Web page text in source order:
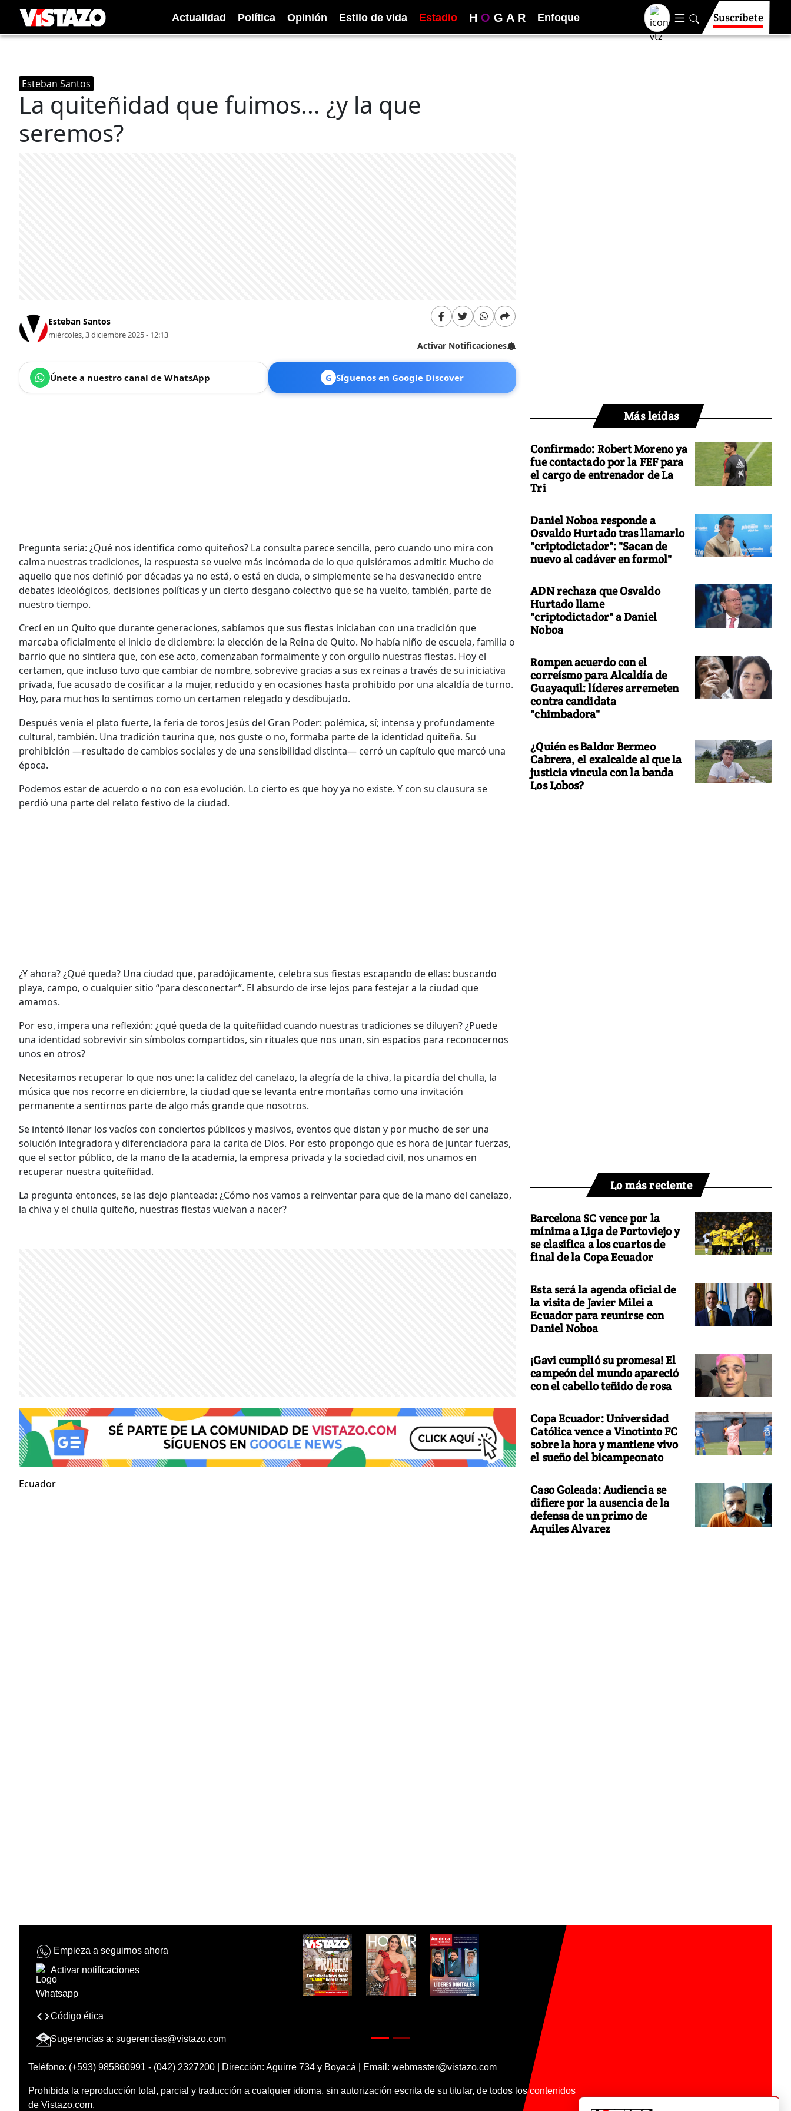
Actualidad Política Opinión Estilo de vida Estadio H O G A R Enfoque Suscríbete
Esteban Santos
La quiteñidad que fuimos... ¿y la que
seremos?
Esteban Santos
miércoles, 3 diciembre 2025 - 12:13
Activar Notificaciones
Únete a nuestro canal de WhatsApp G Síguenos en Google Discover
Pregunta seria: ¿Qué nos identifica como quiteños? La consulta parece sencilla, pero cuando uno mira con
calma nuestras tradiciones, la respuesta se vuelve más incómoda de lo que quisiéramos admitir. Mucho de
aquello que nos definió por décadas ya no está, o está en duda, o simplemente se ha desvanecido entre
debates ideológicos, decisiones políticas y un cierto desgano colectivo que se ha vuelto, también, parte de
nuestro tiempo.
Crecí en un Quito que durante generaciones, sabíamos que sus fiestas iniciaban con una tradición que
marcaba oficialmente el inicio de diciembre: la elección de la Reina de Quito. No había niño de escuela, familia o
barrio que no sintiera que, con ese acto, comenzaban formalmente y con orgullo nuestras fiestas. Hoy el
certamen, que incluso tuvo que cambiar de nombre, sobrevive gracias a sus ex reinas a través de su iniciativa
privada, fue acusado de cosificar a la mujer, reducido y en ocasiones hasta prohibido por una alcaldía de turno.
Hoy, para muchos lo sentimos como un certamen relegado y desdibujado.
Después venía el plato fuerte, la feria de toros Jesús del Gran Poder: polémica, sí; intensa y profundamente
cultural, también. Una tradición taurina que, nos guste o no, formaba parte de la identidad quiteña. Su
prohibición —resultado de cambios sociales y de una sensibilidad distinta— cerró un capítulo que marcó una
época.
Podemos estar de acuerdo o no con esa evolución. Lo cierto es que hoy ya no existe. Y con su clausura se
perdió una parte del relato festivo de la ciudad.
¿Y ahora? ¿Qué queda? Una ciudad que, paradójicamente, celebra sus fiestas escapando de ellas: buscando
playa, campo, o cualquier sitio “para desconectar”. El absurdo de irse lejos para festejar a la ciudad que
amamos.
Por eso, impera una reflexión: ¿qué queda de la quiteñidad cuando nuestras tradiciones se diluyen? ¿Puede
una identidad sobrevivir sin símbolos compartidos, sin rituales que nos unan, sin espacios para reconocernos
unos en otros?
Necesitamos recuperar lo que nos une: la calidez del canelazo, la alegría de la chiva, la picardía del chulla, la
música que nos recorre en diciembre, la ciudad que se levanta entre montañas como una invitación
permanente a sentirnos parte de algo más grande que nosotros.
Se intentó llenar los vacíos con conciertos públicos y masivos, eventos que distan y por mucho de ser una
solución integradora y diferenciadora para la carita de Dios. Por esto propongo que es hora de juntar fuerzas,
que el sector público, de la mano de la academia, la empresa privada y la sociedad civil, nos unamos en
recuperar nuestra quiteñidad.
La pregunta entonces, se las dejo planteada: ¿Cómo nos vamos a reinventar para que de la mano del canelazo,
la chiva y el chulla quiteño, nuestras fiestas vuelvan a nacer?
Ecuador
Más leídas
Confirmado: Robert Moreno ya
fue contactado por la FEF para
el cargo de entrenador de La
Tri
Daniel Noboa responde a
Osvaldo Hurtado tras llamarlo
"criptodictador": "Sacan de
nuevo al cadáver en formol"
ADN rechaza que Osvaldo
Hurtado llame
"criptodictador" a Daniel
Noboa
Rompen acuerdo con el
correísmo para Alcaldía de
Guayaquil: líderes arremeten
contra candidata
"chimbadora"
¿Quién es Baldor Bermeo
Cabrera, el exalcalde al que la
justicia vincula con la banda
Los Lobos?
Lo más reciente
Barcelona SC vence por la
mínima a Liga de Portoviejo y
se clasifica a los cuartos de
final de la Copa Ecuador
Esta será la agenda oficial de
la visita de Javier Milei a
Ecuador para reunirse con
Daniel Noboa
¡Gavi cumplió su promesa! El
campeón del mundo apareció
con el cabello teñido de rosa
Copa Ecuador: Universidad
Católica vence a Vinotinto FC
sobre la hora y mantiene vivo
el sueño del bicampeonato
Caso Goleada: Audiencia se
difiere por la ausencia de la
defensa de un primo de
Aquiles Alvarez
Empieza a seguirnos ahora
Activar notificaciones
Código ética
Sugerencias a: sugerencias@vistazo.com
Teléfono: (+593) 985860991 - (042) 2327200 | Dirección: Aguirre 734 y Boyacá | Email: webmaster@vistazo.com
Prohibida la reproducción total, parcial y traducción a cualquier idioma, sin autorización escrita de su titular, de todos los contenidos
de Vistazo.com.